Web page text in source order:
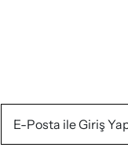
E-Posta ile Giriş